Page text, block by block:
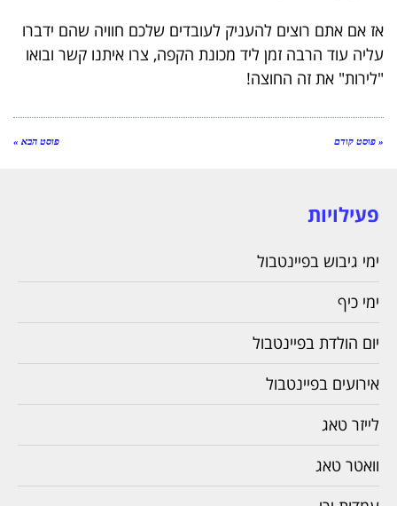
אז אם אתם רוצים להעניק לעובדים שלכם חוויה שהם ידברו
עליה עוד הרבה זמן ליד מכונת הקפה, צרו איתנו קשר ובואו
"לירות" את זה החוצה!
« פוסט קודם פוסט הבא »
פעילויות
ימי גיבוש בפיינטבול
ימי כיף
יום הולדת בפיינטבול
אירועים בפיינטבול
לייזר טאג
וואטר טאג